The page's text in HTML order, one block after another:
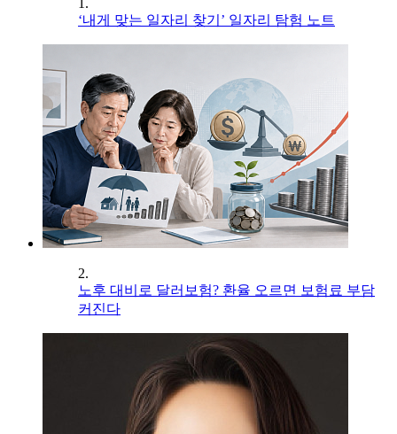
1.
‘내게 맞는 일자리 찾기’ 일자리 탐험 노트
2.
노후 대비로 달러보험? 환율 오르면 보험료 부담
커진다